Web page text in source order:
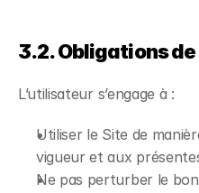
3.2. Obligations
L’utilisateur s’engage à :
Utiliser le Site de
vigueur et aux
Ne pas perturber le